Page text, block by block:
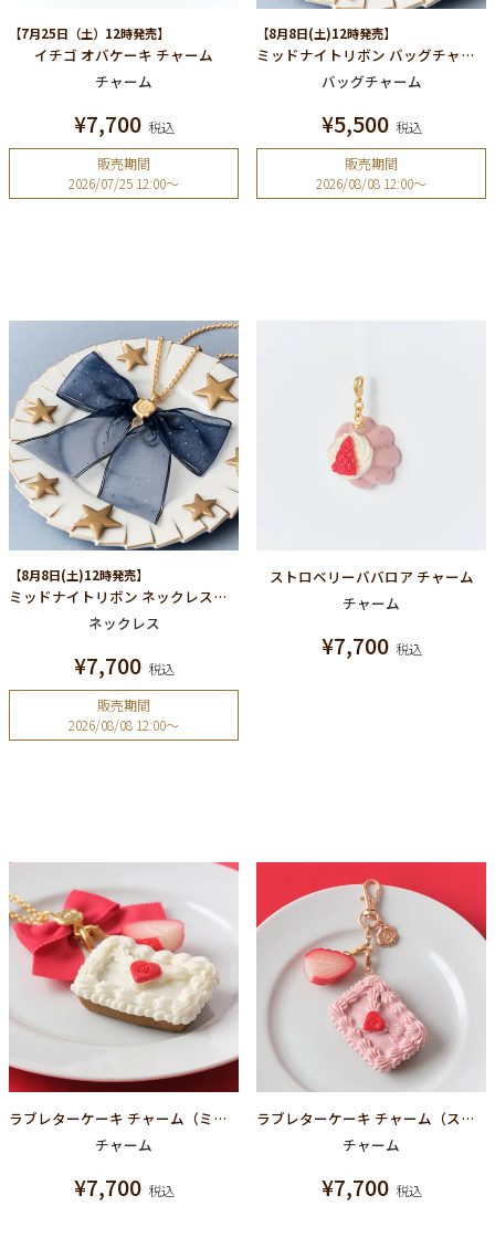
【7月25日（土）12時発売】
イチゴ オバケーキ チャーム
チャーム
¥7,700 税込
販売期間
2026/07/25 12:00〜
【8月8日(土)12時発売】
ミッドナイトリボン バッグチャーム
バッグチャーム
¥5,500 税込
販売期間
2026/08/08 12:00〜
【8月8日(土)12時発売】
ミッドナイトリボン ネックレスチェーン
ネックレス
¥7,700 税込
販売期間
2026/08/08 12:00〜
ストロベリーババロア チャーム
チャーム
¥7,700 税込
ラブレターケーキ チャーム（ミルク）
チャーム
¥7,700 税込
ラブレターケーキ チャーム（ストロベリー）
チャーム
¥7,700 税込